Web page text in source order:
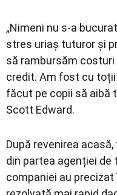
„Nimeni nu s-a
stres uriaș tuturor și
să rambursăm
credit. Am fost cu
făcut pe copii să aibă
Scott Edward.
După revenirea
din partea agenției de
companiei au